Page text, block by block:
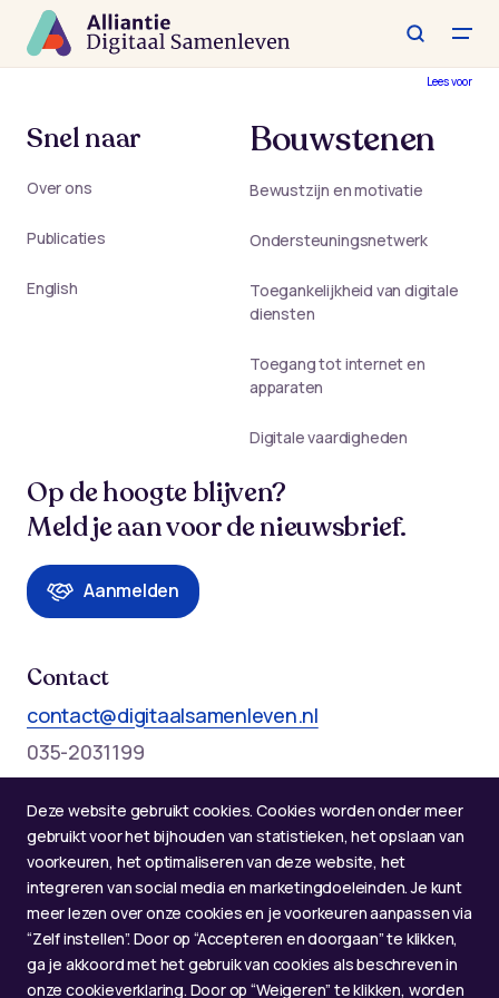
hoofdinhoud
Deze website gebruikt cookies. Cookies worden onder meer
gebruikt voor het bijhouden van statistieken, het opslaan van
voorkeuren, het optimaliseren van deze website, het
integreren van social media en marketingdoeleinden. Je kunt
meer lezen over onze cookies en je voorkeuren aanpassen via
“Zelf instellen”. Door op “Accepteren en doorgaan” te klikken,
ga je akkoord met het gebruik van cookies als beschreven in
onze cookieverklaring. Door op “Weigeren” te klikken, worden
Lees voor
Snel naar
Over ons
Publicaties
English
Bouwstenen
Bewustzijn en motivatie
Ondersteuningsnetwerk
Toegankelijkheid van digitale
diensten
Toegang tot internet en
apparaten
Digitale vaardigheden
Op de hoogte blijven?
Meld je aan voor de nieuwsbrief.
Aanmelden
Contact
contact@digitaalsamenleven.nl
035-2031199
Maandag t/m donderdag: 09:00 - 12:00 en 13:00 - 17:00